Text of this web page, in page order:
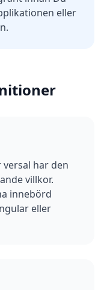
eller
har den
villkor.
innebörd
eller